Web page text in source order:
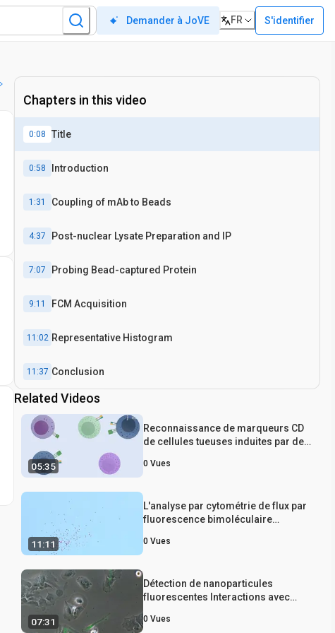
Demander à JoVE FR S'identifier
Chapters in this video
0:08 Title
0:58 Introduction
1:31 Coupling of mAb to Beads
4:37 Post-nuclear Lysate Preparation and IP
7:07 Probing Bead-captured Protein
9:11 FCM Acquisition
11:02 Representative Histogram
11:37 Conclusion
Related Videos
05:35
Reconnaissance de marqueurs CD
de cellules tueuses induites par des
en flux
0 Vues
11:11
L'analyse par cytométrie de flux par
fluorescence bimoléculaire
quantitative à haut débit pour étudier
0 Vues
07:31
Détection de nanoparticules
fluorescentes Interactions avec
populations de cellules par
0 Vues